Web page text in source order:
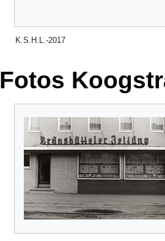
K.S.H.L.-2017
Fotos